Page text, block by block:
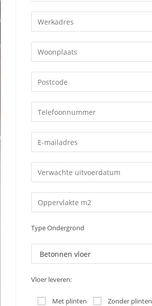
Type Ondergrond
Vloer leveren:
Met plinten Zonder plinten